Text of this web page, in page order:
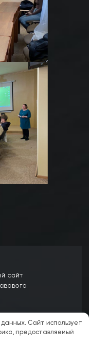
сайт
Сайт использует
предоставляемый